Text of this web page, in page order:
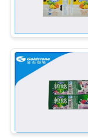
कारखाने
का
दौरा
गुणवत्ता
नियंत्रण